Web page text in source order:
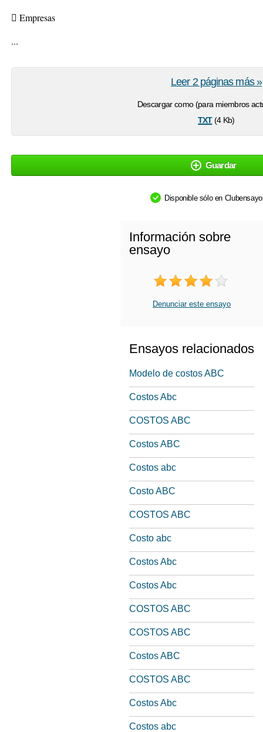
 Empresas
...
Descargar como (para miembros
txt(4 Kb)
Leer 2 páginas más »
Guardar
Disponible sólo en
Información sobre
ensayo
Denunciar este ensayo
Ensayos relacionados
Modelo de costos ABC
Costos Abc
COSTOS ABC
Costos ABC
Costos abc
Costo ABC
COSTOS ABC
Costo abc
Costos Abc
Costos Abc
COSTOS ABC
COSTOS ABC
Costos ABC
COSTOS ABC
Costos Abc
Costos abc